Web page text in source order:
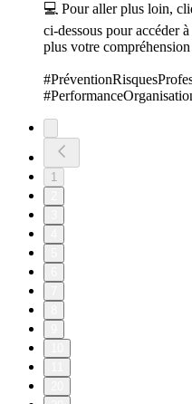
💻 Pour aller plus loin,
ci-dessous pour accéder
plus votre
1